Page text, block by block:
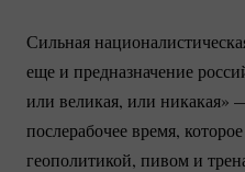
Сильная
еще и предназначение
или великая, или никакая»
послерабочее время,
геополитикой, пивом и